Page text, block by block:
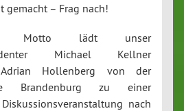
gemacht – Frag nach!
Motto lädt unser
Michael Kellner
Hollenberg von der
Brandenburg zu einer
nach